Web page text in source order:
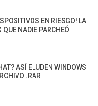
EN RIESGO! LA
QUE NADIE PARCHEÓ
ASÍ ELUDEN WINDOWS
.RAR